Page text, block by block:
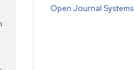
Open Journal Systems